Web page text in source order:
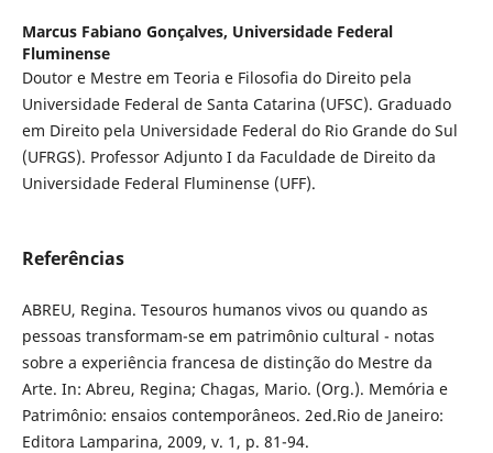
Marcus Fabiano Gonçalves, Universidade Federal
Fluminense
Doutor e Mestre em Teoria e Filosofia do Direito pela
Universidade Federal de Santa Catarina (UFSC). Graduado
em Direito pela Universidade Federal do Rio Grande do Sul
(UFRGS). Professor Adjunto I da Faculdade de Direito da
Universidade Federal Fluminense (UFF).
Referências
ABREU, Regina. Tesouros humanos vivos ou quando as
pessoas transformam-se em patrimônio cultural - notas
sobre a experiência francesa de distinção do Mestre da
Arte. In: Abreu, Regina; Chagas, Mario. (Org.). Memória e
Patrimônio: ensaios contemporâneos. 2ed.Rio de Janeiro:
Editora Lamparina, 2009, v. 1, p. 81-94.